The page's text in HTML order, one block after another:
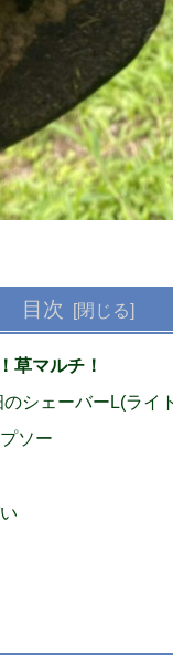
目次
草マルチ！
のシェーバーL(ライ
ソー